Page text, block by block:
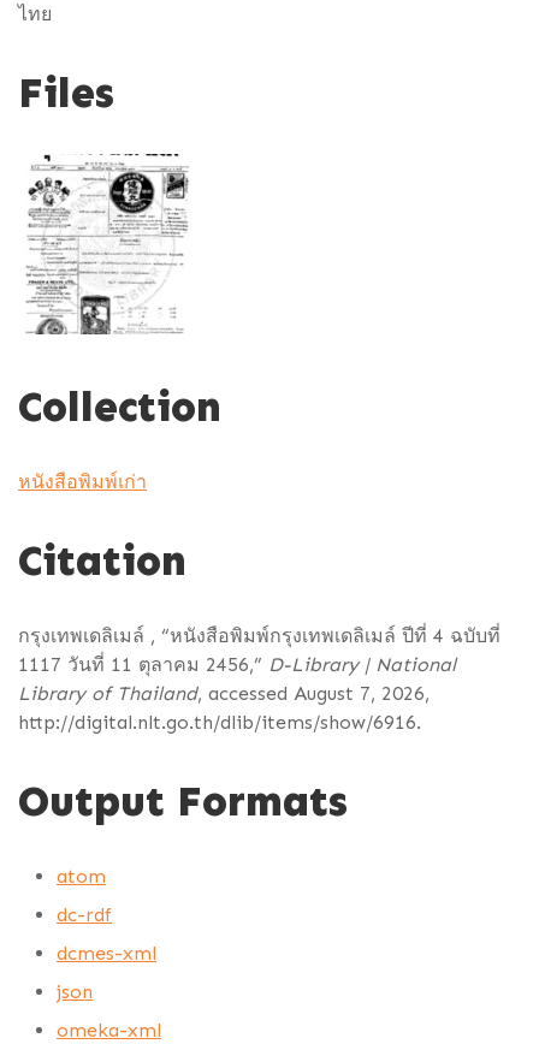
ไทย
Files
Collection
หนังสือพิมพ์เก่า
Citation
กรุงเทพเดลิเมล์ , “หนังสือพิมพ์กรุงเทพเดลิเมล์ ปีที่ 4 ฉบับที่
1117 วันที่ 11 ตุลาคม 2456,” D-Library | National
Library of Thailand, accessed August 7, 2026,
http://digital.nlt.go.th/dlib/items/show/6916.
Output Formats
atom
dc-rdf
dcmes-xml
json
omeka-xml